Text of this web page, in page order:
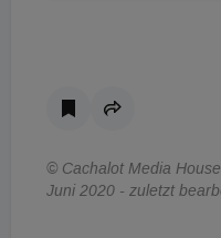
© Cachalot Media
Juni 2020 - zuletzt